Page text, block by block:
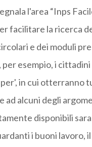
l'area “Inps
facilitare la ricerca
e dei moduli
per esempio, i
in cui otterranno
ad alcuni degli
disponibili
i buoni lavoro,